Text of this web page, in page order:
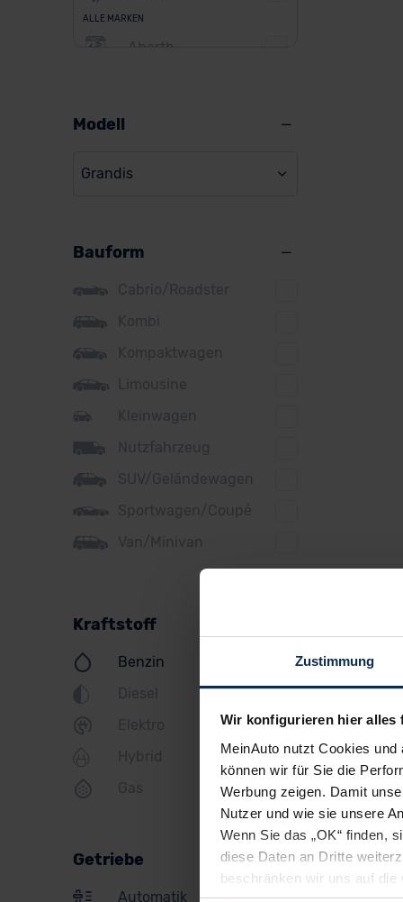
Zustimmung
Wir konfigurieren hier alles
MeinAuto nutzt Cookies
können wir für Sie die
Werbung zeigen. Damit
Nutzer und wie sie unsere
Wenn Sie das „OK“ finden,
diese Daten an Dritte
beschränken wir uns auf
ALLE MARKEN
Abarth
BMW
Citroen
Cupra
DS
Dacia
Fiat
Ford
Honda
Lexus
MINI
Mazda
Mercedes
Mitsubishi
Peugeot
Modell
Grandis
Bauform
Cabrio/Roadster
Kombi
Kompaktwagen
Limousine
Kleinwagen
Nutzfahrzeug
SUV/Geländewagen
Sportwagen/Coupé
Van/Minivan
Kraftstoff
Benzin
Diesel
Elektro
Hybrid
Gas
Getriebe
Automatik